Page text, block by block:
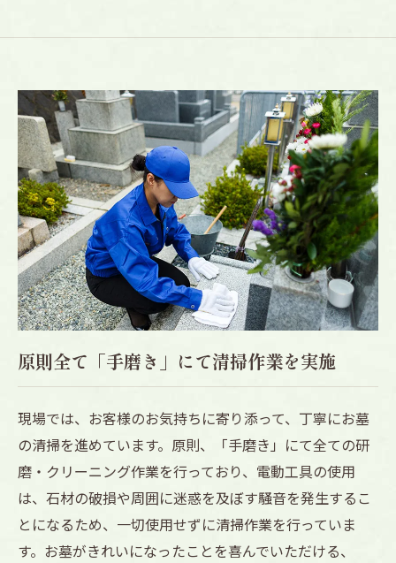
原則全て「手磨き」にて清掃作業を実施
現場では、お客様のお気持ちに寄り添って、丁寧にお墓
の清掃を進めています。原則、「手磨き」にて全ての研
磨・クリーニング作業を行っており、電動工具の使用
は、石材の破損や周囲に迷惑を及ぼす騒音を発生するこ
とになるため、一切使用せずに清掃作業を行っていま
す。お墓がきれいになったことを喜んでいただける、